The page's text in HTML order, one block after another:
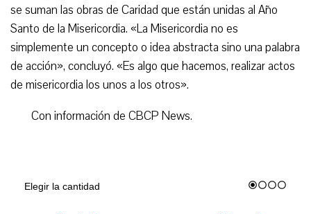
se suman las obras de Caridad que están unidas al Año
Santo de la Misericordia. «La Misericordia no es
simplemente un concepto o idea abstracta sino una palabra
de acción», concluyó. «Es algo que hacemos, realizar actos
de misericordia los unos a los otros».
Con información de CBCP News.